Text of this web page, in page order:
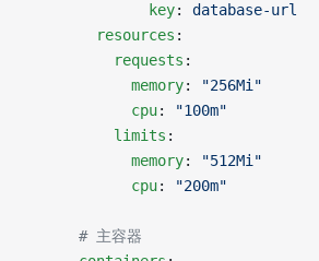
              key
: database-url
        resources
:
          requests
:
            memory
:
"256Mi"
            cpu
:
"100m"
          limits
:
            memory
:
"512Mi"
            cpu
: "200m"
      # 主容器